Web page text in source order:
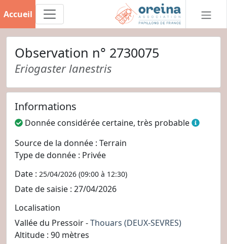
Accueil
Observation n° 2730075
Eriogaster lanestris
Informations
Donnée considérée certaine, très probable
Source de la donnée : Terrain
Type de donnée : Privée
Date : 25/04/2026 (09:00 à 12:30)
Date de saisie : 27/04/2026
Localisation
Vallée du Pressoir -Thouars (DEUX-SEVRES)
Altitude : 90 mètres